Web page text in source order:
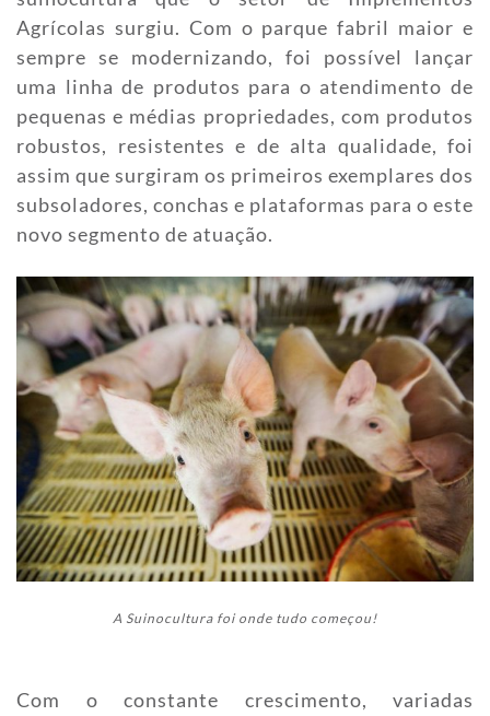
Agrícolas surgiu. Com o parque fabril maior e
sempre se modernizando, foi possível lançar
uma linha de produtos para o atendimento de
pequenas e médias propriedades, com produtos
robustos, resistentes e de alta qualidade, foi
assim que surgiram os primeiros exemplares dos
subsoladores, conchas e plataformas para o este
novo segmento de atuação.
A Suinocultura foi onde tudo começou!
Com o constante crescimento, variadas